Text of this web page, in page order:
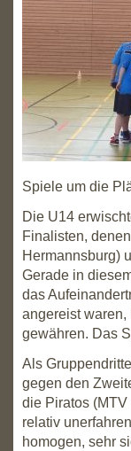
Spiele um die
Die U14
Finalisten,
Hermannsburg)
Gerade in
das
angereist
gewähren. Das
Als
gegen den
die Piratos
relativ
homogen, sehr